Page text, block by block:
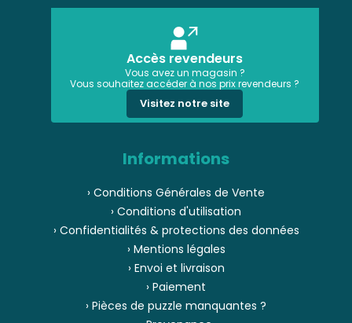
Accès revendeurs
Vous avez un magasin ?
Vous souhaitez accéder à nos prix revendeurs ?
Visitez notre site
Informations
› Conditions Générales de Vente
› Conditions d'utilisation
› Confidentialités & protections des données
› Mentions légales
› Envoi et livraison
› Paiement
› Pièces de puzzle manquantes ?